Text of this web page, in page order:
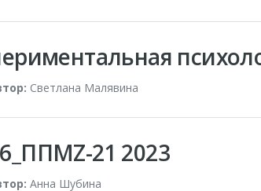
Светлана Малявина
21 2023
Анна Шубина